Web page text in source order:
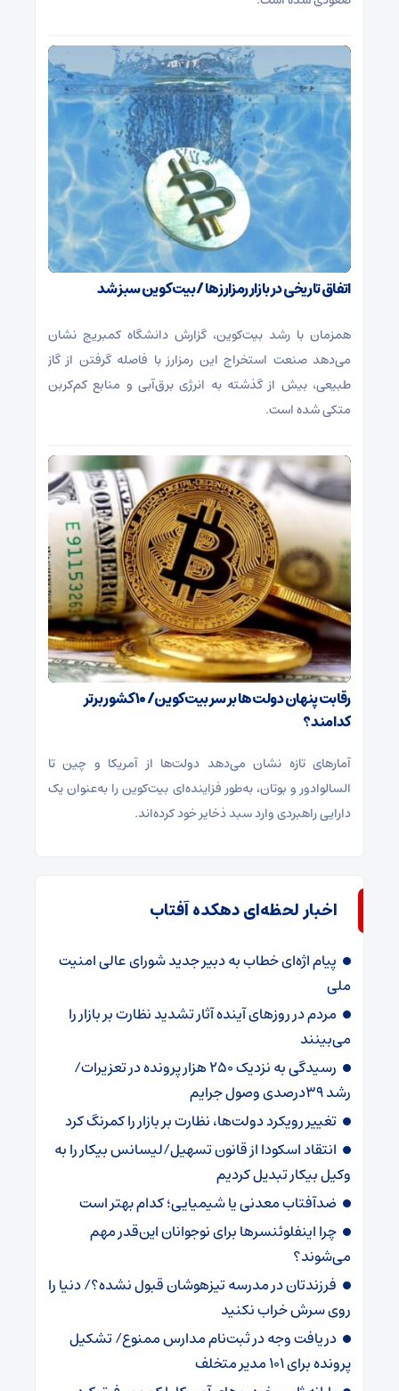
اتفاق تاریخی در بازار رمزارزها / بیت‌کوین سبز شد
همزمان با رشد بیت‌کوین، گزارش دانشگاه کمبریج نشان
می‌دهد صنعت استخراج این رمزارز با فاصله گرفتن از گاز
طبیعی، بیش از گذشته به انرژی برق‌آبی و منابع کم‌کربن
متکی شده است.
رقابت پنهان دولت‌ها بر سر بیت‌کوین/ ۱۰ کشور برتر
کدامند؟
آمارهای تازه نشان می‌دهد دولت‌ها از آمریکا و چین تا
السالوادور و بوتان، به‌طور فزاینده‌ای بیت‌کوین را به‌عنوان یک
دارایی راهبردی وارد سبد ذخایر خود کرده‌اند.
اخبار لحظه‌ای دهکده آفتاب
پیام اژه‌ای خطاب به دبیر جدید شورای عالی امنیت
ملی
مردم در روزهای آینده آثار تشدید نظارت بر بازار را
می‌بینند
رسیدگی به نزدیک 250 هزار پرونده در تعزیرات/
رشد 39درصدی وصول جرایم
تغییر رویکرد دولت‌ها، نظارت بر بازار را کمرنگ کرد
انتقاد اسکودا از قانون تسهیل/لیسانس بیکار را به
وکیل بیکار تبدیل کردیم
ضدآفتاب‌ معدنی یا شیمیایی؛ کدام بهتر است
چرا اینفلوئنسرها برای نوجوانان این‌قدر مهم
می‌شوند؟
فرزندتان در مدرسه تیزهوشان قبول نشده؟/ دنیا را
روی سرش خراب نکنید
دریافت وجه در ثبت‌نام مدارس ممنوع/ تشکیل
پرونده برای ۱۰۱ مدیر متخلف